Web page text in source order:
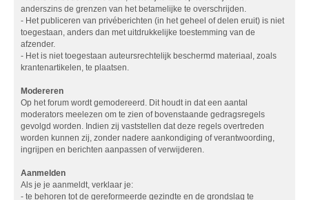
anderszins de grenzen van het betamelijke te overschrijden.
- Het publiceren van privéberichten (in het geheel of delen eruit) is niet
toegestaan, anders dan met uitdrukkelijke toestemming van de
afzender.
- Het is niet toegestaan auteursrechtelijk beschermd materiaal, zoals
krantenartikelen, te plaatsen.
Modereren
Op het forum wordt gemodereerd. Dit houdt in dat een aantal
moderators meelezen om te zien of bovenstaande gedragsregels
gevolgd worden. Indien zij vaststellen dat deze regels overtreden
worden kunnen zij, zonder nadere aankondiging of verantwoording,
ingrijpen en berichten aanpassen of verwijderen.
Aanmelden
Als je je aanmeldt, verklaar je:
- te behoren tot de gereformeerde gezindte en de grondslag te